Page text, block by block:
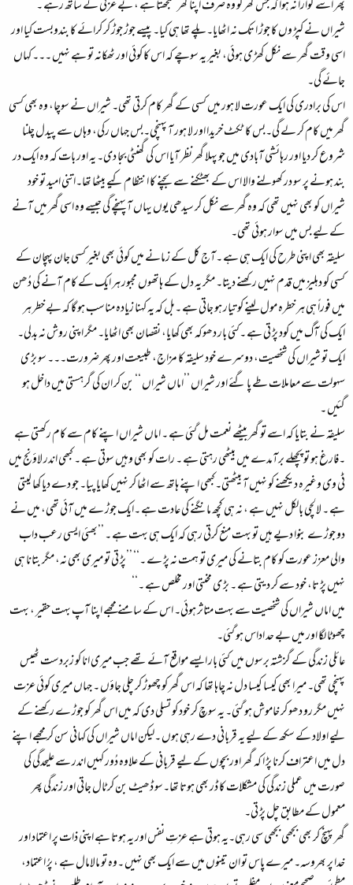
پھر اسے گوارا نہ ہوا کہ جس گھر کو وہ صرف اپنا گھر سمجھتا ہے ، بے عزتی کے ساتھ رہے ۔
شیراں نے کپڑ وں کا جوڑ ا تک نہ اٹھایا۔پلے تھا ہی کیا۔ پیسے جوڑ جوڑ کر کرائے کا بندوبست کیا اور
اسی وقت گھر سے نکل کھڑ ی ہوئی، بغیر یہ سوچے کہ اس کا کوئی اور ٹھکانہ تو ہے نہیں ۔۔۔ کہاں
جائے گی۔
اس کی برادری کی ایک عورت لا ہور میں کسی کے گھر کام کرتی تھی۔ شیراں نے سوچا، وہ بھی کسی
گھر میں کام کر لے گی۔بس کا ٹکٹ خریدا اور لا ہور آ پہنچی۔بس جہاں رکی، وہاں سے پیدل چلنا
شروع کر دیا اور رہائشی آبادی میں جو پہلا گھر نظر آیا اس کی گھنٹی بجا دی۔ یہ اور بات کہ وہ ایک در
بند ہونے پر سو در کھولنے والا اس کے بھٹکنے سے بچنے کا انتظام کیے بیٹھا تھا۔اتنی امید تو خود
شیراں کو بھی نہیں تھی کہ وہ گھر سے نکل کر سیدھی یوں یہاں آ پہنچے گی جیسے وہ اسی گھر میں آنے
کے لیے بس میں سوار ہوئی تھی۔
سلیقہ بھی اپنی طرح کی ایک ہی ہے ۔آج کل کے زمانے میں کوئی بھی بغیر کسی جان پہچان کے
کسی کو دہلیز میں قدم نہیں رکھنے دیتا۔ مگر یہ دل کے ہاتھوں مجبور ہر ایک کے کام آنے کی دُھن
میں فوراً ہی ہر خطرہ مول لینے کو تیار ہو جاتی ہے ۔بل کہ یہ کہنا زیادہ مناسب ہو گا کہ بے خطر ہر
ایک کی آگ میں کود پڑ تی ہے ۔کئی بار دھوکہ بھی کھایا، نقصان بھی اٹھایا۔ مگر اپنی روش نہ بدلی۔
ایک تو شیراں کی شخصیت، دوسرے خود سلیقہ کا مزاج، طبیعت اور پھر ضرورت۔۔۔ سو بڑ ی
سہولت سے معاملات طے پا گئے اور شیراں ’’اماں شیراں ‘‘ بن کر ان کی گرہستی میں داخل ہو
گئیں ۔
سلیقہ نے بتایا کہ اسے تو گھر بیٹھے نعمت مل گئی ہے ۔ اماں شیراں اپنے کام سے کام رکھتی ہے
۔فارغ ہو تو پچھلے برآمدے میں بیٹھی رہتی ہے ۔ رات کو بھی وہیں سوتی ہے ۔ کبھی اندر لاؤنج میں
ٹی وی وغیرہ دیکھنے کو نہیں آ بیٹھتی۔کبھی اپنے ہاتھ سے اٹھا کر نہیں کھایا پیا۔ جو دے دیا کھا لیتی
ہے ۔ لالچی بالکل نہیں ہے ، نہ ہی کچھ مانگنے کی عادت ہے ۔ایک جوڑ ے میں آئی تھی، میں نے
دو جوڑ ے بنوا دیے ہیں تو بہت منع کرتی رہی کہ ایک ہی بہت ہے ۔ ’’بھئی ایسی رعب داب
والی معزز عورت کو کام بتانے کی میری تو ہمت نہ پڑ ے ۔‘‘ ’’پڑ تی تو میری بھی نہ، مگر بتانا ہی
نہیں پڑ تا، خود سے کر دیتی ہے ۔ بڑ ی محنتی اور مخلص ہے ۔‘‘
میں اماں شیراں کی شخصیت سے بہت متاثر ہوئی۔ اس کے سامنے مجھے اپنا آپ بہت حقیر ، بہت
چھوٹا لگا اور میں بے حد اداس ہو گئی۔
عائلی زندگی کے گزشتہ برسوں میں کئی بار ایسے مواقع آئے تھے جب میری انا کو زبردست ٹھیس
پہنچی تھی۔ میرا بھی کیسا کیسا دل نہ چاہا تھا کہ اس گھر کو چھوڑ کر چلی جاؤں ۔ جہاں میری کوئی عزت
نہیں مگر رو دھو کر خاموش ہو گئی۔ یہ سوچ کر خود کو تسلی دی کہ میں اس گھر کو جوڑ ے رکھنے کے
لیے اولاد کے سکھ کے لیے یہ قربانی دے رہی ہوں ۔لیکن اماں شیراں کی کہانی سن کر مجھے اپنے
دل میں اعتراف کرنا پڑ ا کہ گھر اور بچوں کے لیے قربانی کے علاوہ دُور کہیں اندر سے علیحدگی کی
صورت میں عملی زندگی کی مشکلات کا ڈر بھی ہوتا تھا۔سو ڈھیٹ بن کر ٹال جاتی اور زندگی پھر
معمول کے مطابق چل پڑ تی۔
گھر پہنچ کر بھی بجھی بجھی سی رہی۔یہ ہوتی ہے عزتِ نفس اور یہ ہوتا ہے اپنی ذات پر اعتماد اور
خدا پر بھروسہ۔ میرے پاس تو ان تینوں میں سے ایک بھی نہیں ۔وہ تو مالامال ہے ، پرُ اعتماد،